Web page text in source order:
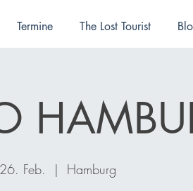
Termine The Lost Tourist
Feb.
  |
Hamburg